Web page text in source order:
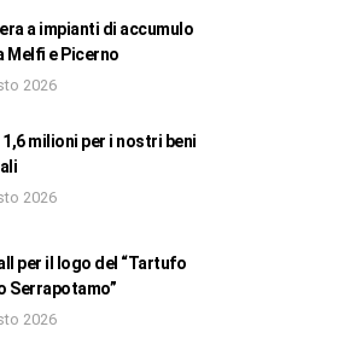
a impianti di accumulo
Melfi e Picerno
2026
1,6 milioni per i nostri beni
2026
per il logo del “Tartufo
Serrapotamo”
2026